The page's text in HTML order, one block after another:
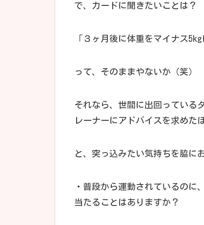
で、カードに聞きたいことは？
「３ヶ月後に体重をマイナス
って、そのままやないか（笑）
それなら、世間に出回っている
レーナーにアドバイスを求めた
と、突っ込みたい気持ちを脇に
・普段から運動されているのに
当たることはありますか？